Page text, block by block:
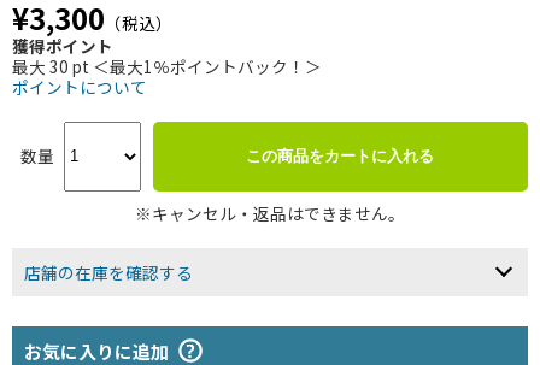
¥3,300 （税込）
獲得ポイント
最大 30 pt ＜最大1％ポイントバック！＞
ポイントについて
数量 この商品をカートに入れる
※キャンセル・返品はできません。
店舗の在庫を確認する
お気に入りに追加